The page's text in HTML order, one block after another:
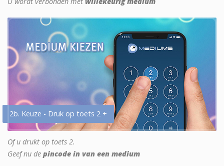
2b. Keuze - Druk op toets 2 +
Of u drukt op toets 2.
Geef nu de pincode in van een medium